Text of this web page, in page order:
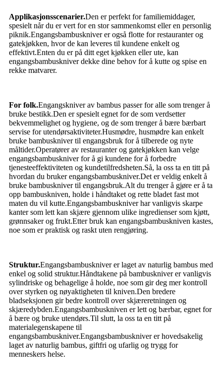
Applikasjonsscenarier.Den er perfekt for familiemiddager,
spesielt når du er vert for en stor sammenkomst eller en personlig
piknik.Engangsbambuskniver er også flotte for restauranter og
gatekjøkken, hvor de kan leveres til kundene enkelt og
effektivt.Enten du er på ditt eget kjøkken eller ute, kan
engangsbambuskniver dekke dine behov for å kutte og spise en
rekke matvarer.
For folk.Engangskniver av bambus passer for alle som trenger å
bruke bestikk.Den er spesielt egnet for de som verdsetter
bekvemmelighet og hygiene, og de som trenger å bære bærbart
servise for utendørsaktiviteter.Husmødre, husmødre kan enkelt
bruke bambuskniver til engangsbruk for å tilberede og nyte
måltider.Operatører av restauranter og gatekjøkken kan velge
engangsbambuskniver for å gi kundene for å forbedre
tjenesteeffektiviteten og kundetilfredsheten.Så, la oss ta en titt på
hvordan du bruker engangsbambuskniver.Det er veldig enkelt å
bruke bambuskniver til engangsbruk.Alt du trenger å gjøre er å ta
opp bambuskniven, holde i håndtaket og rette bladet fast mot
maten du vil kutte.Engangsbambuskniver har vanligvis skarpe
kanter som lett kan skjære gjennom ulike ingredienser som kjøtt,
grønnsaker og frukt.Etter bruk kan engangsbambuskniven kastes,
noe som er praktisk og raskt uten rengjøring.
Struktur.Engangsbambuskniver er laget av naturlig bambus med
enkel og solid struktur.Håndtakene på bambuskniver er vanligvis
sylindriske og behagelige å holde, noe som gir deg mer kontroll
over styrken og nøyaktigheten til kniven.Den bredere
bladseksjonen gir bedre kontroll over skjæreretningen og
skjæredybden.Engangsbambuskniven er lett og bærbar, egnet for
å bære og bruke utendørs.Til slutt, la oss ta en titt på
materialegenskapene til
engangsbambuskniver.Engangsbambuskniver er hovedsakelig
laget av naturlig bambus, giftfri og ufarlig og trygg for
menneskers helse.